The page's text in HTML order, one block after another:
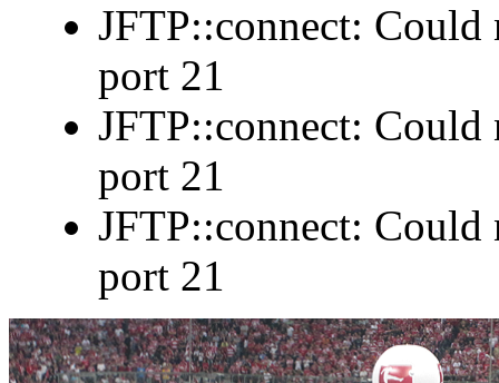
JFTP::connect:
port 21
JFTP::connect:
port 21
JFTP::connect:
port 21